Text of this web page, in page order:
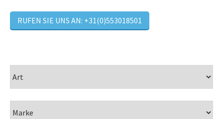
RUFEN SIE UNS AN: +31(0)553018501